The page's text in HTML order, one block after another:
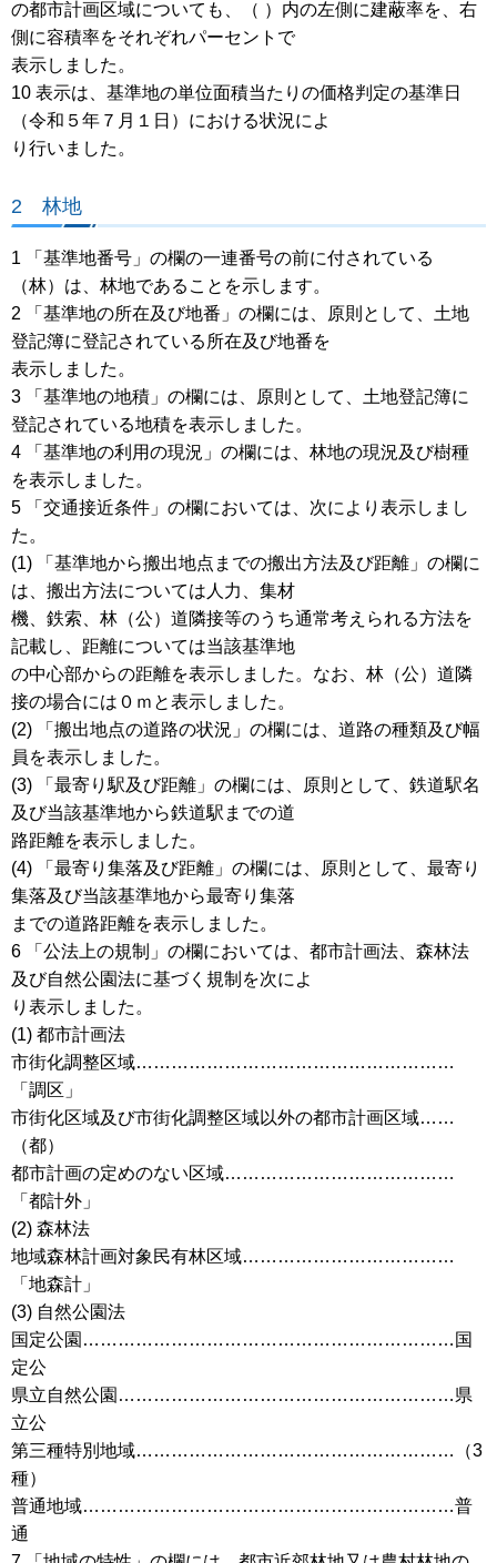
の都市計画区域についても、（ ）内の左側に建蔽率を、右
側に容積率をそれぞれパーセントで
表示しました。
10 表示は、基準地の単位面積当たりの価格判定の基準日
（令和５年７月１日）における状況によ
り行いました。
2 林地
1 「基準地番号」の欄の一連番号の前に付されている
（林）は、林地であることを示します。
2 「基準地の所在及び地番」の欄には、原則として、土地
登記簿に登記されている所在及び地番を
表示しました。
3 「基準地の地積」の欄には、原則として、土地登記簿に
登記されている地積を表示しました。
4 「基準地の利用の現況」の欄には、林地の現況及び樹種
を表示しました。
5 「交通接近条件」の欄においては、次により表示しまし
た。
(1) 「基準地から搬出地点までの搬出方法及び距離」の欄に
は、搬出方法については人力、集材
機、鉄索、林（公）道隣接等のうち通常考えられる方法を
記載し、距離については当該基準地
の中心部からの距離を表示しました。なお、林（公）道隣
接の場合には０ｍと表示しました。
(2) 「搬出地点の道路の状況」の欄には、道路の種類及び幅
員を表示しました。
(3) 「最寄り駅及び距離」の欄には、原則として、鉄道駅名
及び当該基準地から鉄道駅までの道
路距離を表示しました。
(4) 「最寄り集落及び距離」の欄には、原則として、最寄り
集落及び当該基準地から最寄り集落
までの道路距離を表示しました。
6 「公法上の規制」の欄においては、都市計画法、森林法
及び自然公園法に基づく規制を次によ
り表示しました。
(1) 都市計画法
市街化調整区域………………………………………………
「調区」
市街化区域及び市街化調整区域以外の都市計画区域……
（都）
都市計画の定めのない区域…………………………………
「都計外」
(2) 森林法
地域森林計画対象民有林区域………………………………
「地森計」
(3) 自然公園法
国定公園………………………………………………………国
定公
県立自然公園…………………………………………………県
立公
第三種特別地域………………………………………………（3
種）
普通地域………………………………………………………普
通